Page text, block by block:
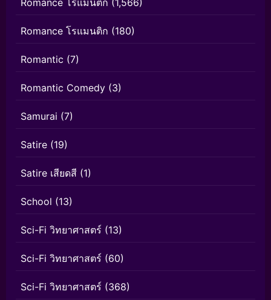
Romance โรแมนติก (180)
Romantic (7)
Romantic Comedy (3)
Samurai (7)
Satire (19)
Satire เสียดสี (1)
School (13)
Sci-Fi วิทยาศาสตร์ (13)
Sci-Fi วิทยาศาสตร์ (60)
Sci-Fi วิทยาศาสตร์ (368)